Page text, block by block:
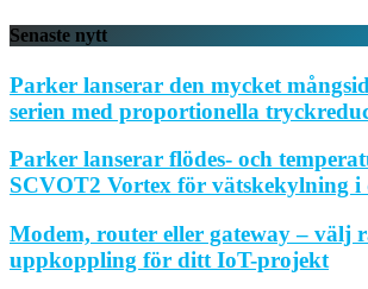
Senaste nytt
Parker lanserar den mycket
serien med proportionella
Parker lanserar flödes- och
SCVOT2 Vortex för vätskekylning i
Modem, router eller gateway – välj
uppkoppling för ditt IoT-projekt